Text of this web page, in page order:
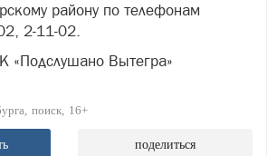
району по телефонам
2-11-02.
«Подслушано Вытегра»
поиск 16+
поделиться